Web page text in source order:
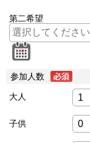
第二希望
参加人数
大人
子供